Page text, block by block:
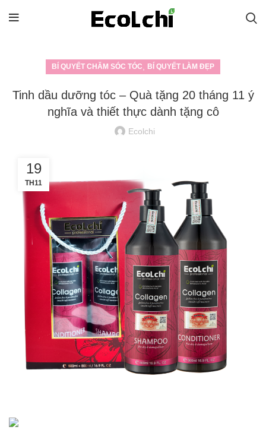
BÍ QUYẾT CHĂM SÓC TÓC BÍ QUYẾT LÀM ĐẸP
Tinh dầu dưỡng tóc – Quà tặng 20 tháng 11 ý
nghĩa và thiết thực dành tặng cô
Ecolchi
19
TH11